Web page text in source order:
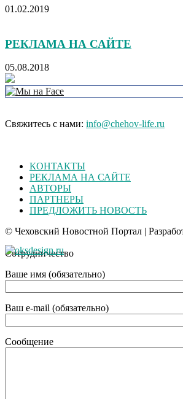
01.02.2019
РЕКЛАМА НА САЙТЕ
05.08.2018
Свяжитесь с нами: info@chehov-life.ru
КОНТАКТЫ
РЕКЛАМА НА САЙТЕ
АВТОРЫ
ПАРТНЕРЫ
ПРЕДЛОЖИТЬ НОВОСТЬ
© Чеховский Новостной Портал |
Сотрудничество
Ваше имя (обязательно)
Ваш e-mail (обязательно)
Сообщение